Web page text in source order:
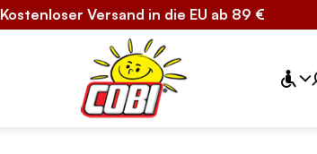
Kostenloser Versand in die EU ab 89 €